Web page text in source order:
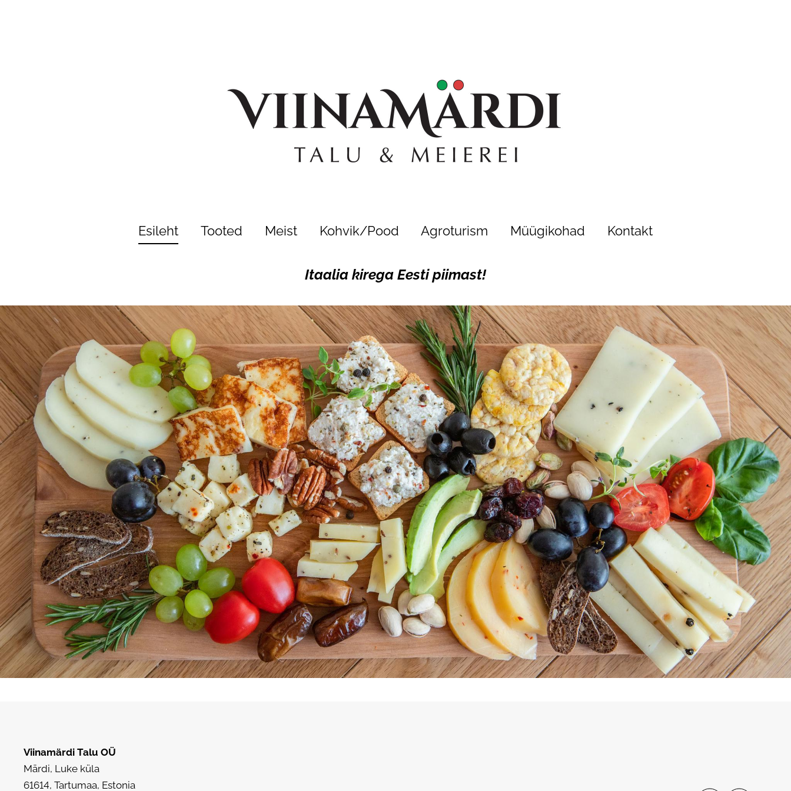
Esileht Tooted Meist Kohvik/Pood Agroturism Müügikohad Kontakt
Itaalia kirega Eesti piimast!
Viinamärdi Talu OÜ
Märdi, Luke küla
61614, Tartumaa, Estonia